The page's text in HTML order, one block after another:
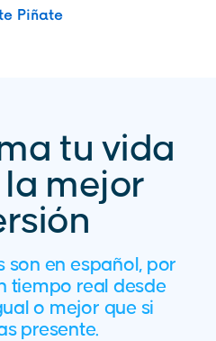
Piñate
tu vida
la mejor
son en español, por
tiempo real desde
o mejor que si
presente.